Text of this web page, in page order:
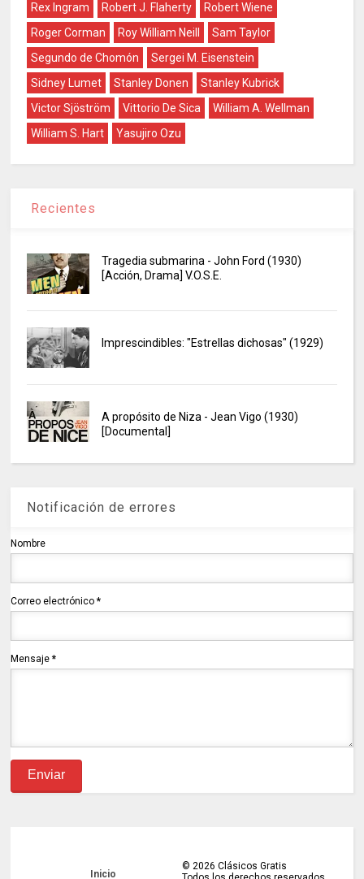
Rex Ingram
Robert J. Flaherty
Robert Wiene
Roger Corman
Roy William Neill
Sam Taylor
Segundo de Chomón
Sergei M. Eisenstein
Sidney Lumet
Stanley Donen
Stanley Kubrick
Victor Sjöström
Vittorio De Sica
William A. Wellman
William S. Hart
Yasujiro Ozu
Recientes
Tragedia submarina - John Ford (1930)
[Acción, Drama] V.O.S.E.
Imprescindibles: "Estrellas dichosas" (1929)
A propósito de Niza - Jean Vigo (1930)
[Documental]
Notificación de errores
Nombre
Correo electrónico*
Mensaje*
Inicio
© 2026 Clásicos Gratis